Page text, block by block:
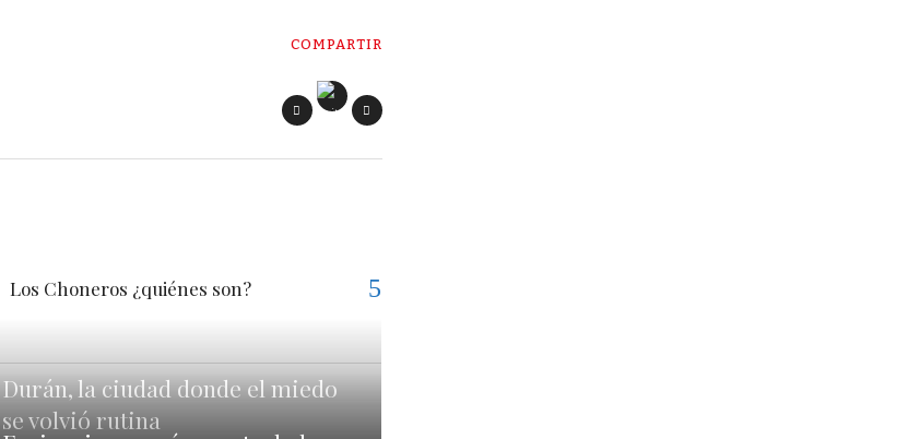
COMPARTIR
Los Choneros ¿quiénes son?
Durán, la ciudad donde el miedo
se volvió rutina